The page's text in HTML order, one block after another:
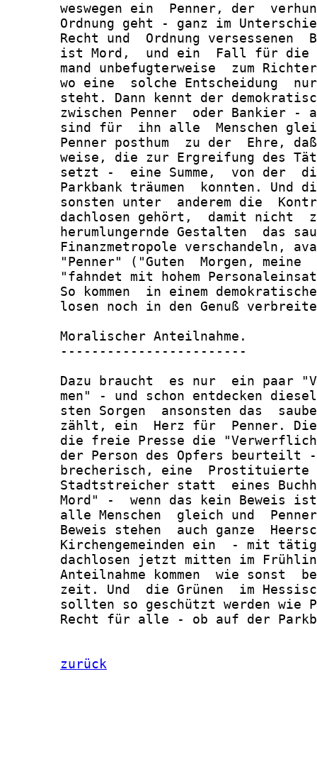
weswegen ein  Penner, der
Ordnung geht - ganz im
Recht und  Ordnung versessenen
ist Mord,  und ein  Fall für
mand unbefugterweise  zum
wo eine  solche Entscheidung
steht. Dann kennt der
zwischen Penner  oder Bankier -
sind für  ihn alle  Menschen
Penner posthum  zu der  Ehre,
weise, die zur Ergreifung des
setzt -  eine Summe,  von der
Parkbank träumen  konnten. Und
sonsten unter  anderem die
dachlosen gehört,  damit nicht
herumlungernde Gestalten  das
Finanzmetropole verschandeln,
"Penner" ("Guten  Morgen, meine
"fahndet mit hohem
So kommen  in einem
losen noch in den Genuß
       Moralischer Anteilnahme.
       ------------------------
Dazu braucht  es nur  ein paar
men" - und schon entdecken
sten Sorgen  ansonsten das
zählt, ein  Herz für  Penner.
die freie Presse die
der Person des Opfers beurteilt
brecherisch, eine
Stadtstreicher statt  eines
Mord" -  wenn das kein Beweis
alle Menschen  gleich und
Beweis stehen  auch ganze
Kirchengemeinden ein  - mit
dachlosen jetzt mitten im
Anteilnahme kommen  wie sonst
zeit. Und  die Grünen  im
sollten so geschützt werden wie
Recht für alle - ob auf der
zurück